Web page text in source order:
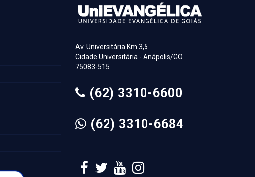
Av. Universitária Km 3,5
Cidade Universitária - Anápolis/GO
75083-515
(62) 3310-6600
(62) 3310-6684